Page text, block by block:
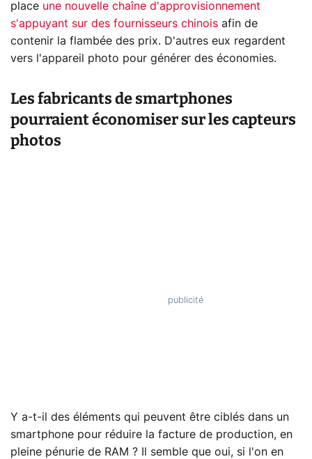
place une nouvelle chaîne d'approvisionnement
s'appuyant sur des fournisseurs chinois afin de
contenir la flambée des prix. D'autres eux regardent
vers l'appareil photo pour générer des économies.
Les fabricants de smartphones
pourraient économiser sur les capteurs
photos
Y a-t-il des éléments qui peuvent être ciblés dans un
smartphone pour réduire la facture de production, en
pleine pénurie de RAM ? Il semble que oui, si l'on en